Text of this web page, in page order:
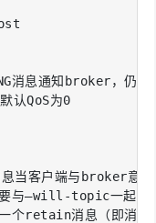
息通知broker，仍处
认QoS为0
客户端与broker意
与–will-topic一起使
消息（即消息